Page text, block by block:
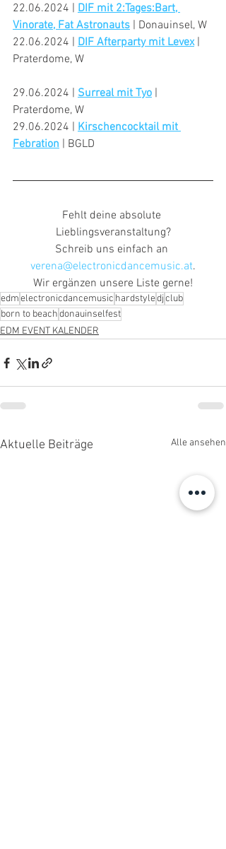
22.06.2024 | DIF mit 2:Tages:Bart,
Vinorate, Fat Astronauts | Donauinsel, W
22.06.2024 | DIF Afterparty mit Levex |
Praterdome, W
29.06.2024 | Surreal mit Tyo |
Praterdome, W
29.06.2024 | Kirschencocktail mit
Febration | BGLD
Fehlt deine absolute
Lieblingsveranstaltung?
Schreib uns einfach an
verena@electronicdancemusic.at.
Wir ergänzen unsere Liste gerne!
edmelectronicdancemusic hardstyledjclub
born to beachdonauinselfest
EDM EVENT KALENDER
Aktuelle Beiträge Alle ansehen